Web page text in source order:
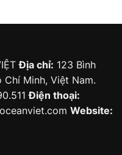
Địa chỉ: 123 Bình
Chí Minh, Việt Nam.
Điện thoại:
Website: